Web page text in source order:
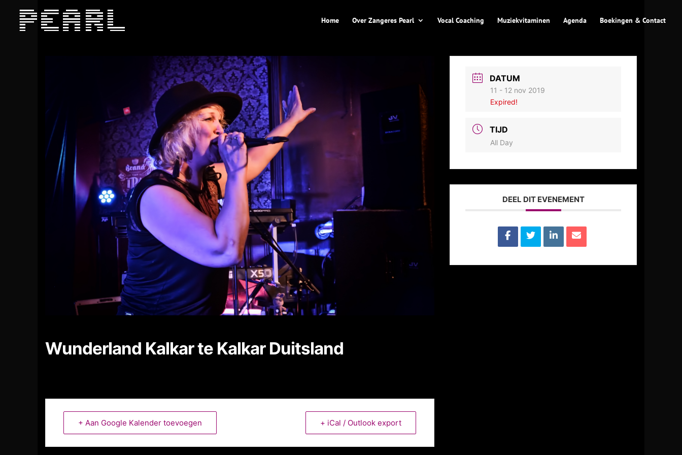
Home Over Zangeres Pearl Vocal Coaching Muziekvitaminen Agenda Boekingen & Contact
Wunderland Kalkar te Kalkar Duitsland
+ Aan Google Kalender toevoegen + iCal / Outlook export
DATUM
11 - 12 nov 2019
Expired!
TIJD
All Day
DEEL DIT EVENEMENT